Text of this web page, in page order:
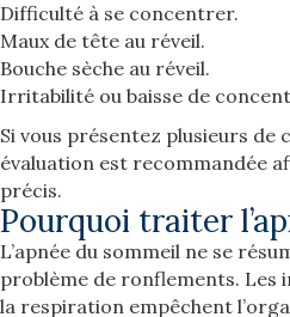
Difficulté à se concentrer.
Maux de tête au réveil.
Bouche sèche au réveil.
Irritabilité ou baisse de
Si vous présentez plusieurs de
évaluation est recommandée
précis.
Pourquoi traiter
L’apnée du sommeil ne se
problème de ronflements.
la respiration empêchent